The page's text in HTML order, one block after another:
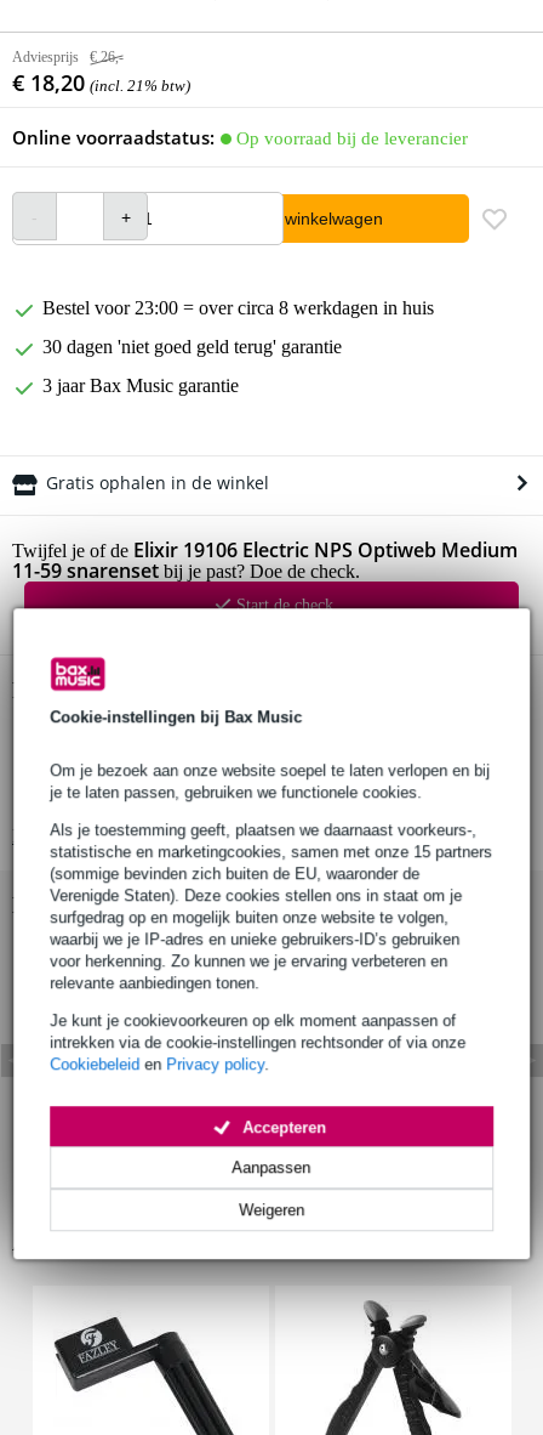
Cookie-instellingen bij Bax Music
Om je bezoek aan onze website soepel te laten verlopen en bij
je te laten passen, gebruiken we functionele cookies.
Als je toestemming geeft, plaatsen we daarnaast voorkeurs-,
statistische en marketingcookies, samen met onze 15 partners
(sommige bevinden zich buiten de EU, waaronder de
Verenigde Staten). Deze cookies stellen ons in staat om je
surfgedrag op en mogelijk buiten onze website te volgen,
waarbij we je IP-adres en unieke gebruikers-ID’s gebruiken
voor herkenning. Zo kunnen we je ervaring verbeteren en
relevante aanbiedingen tonen.
Je kunt je cookievoorkeuren op elk moment aanpassen of
intrekken via de cookie-instellingen rechtsonder of via onze
Cookiebeleid en Privacy policy.
Weigeren
Aanpassen
Accepteren
Adviesprijs € 26,-
€ 18,20 (incl. 21% btw)
Online voorraadstatus: Op voorraad bij de leverancier
In winkelwagen
Bestel voor 23:00 = over circa 8 werkdagen in huis
30 dagen 'niet goed geld terug' garantie
3 jaar Bax Music garantie
Gratis ophalen in de winkel
Twijfel je of de Elixir 19106 Electric NPS Optiweb Medium
11-59 snarenset bij je past? Doe de check.
Start de check
Productinformatie
geschikt voor elektrische gitaar
serie: Optiweb (crisp & natural)
Bekijk alle productspecificaties
Bekijk ook eens (9)